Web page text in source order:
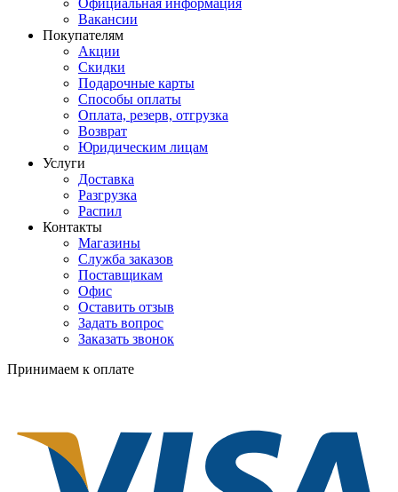
Официальная информация
Вакансии
Покупателям
Акции
Скидки
Подарочные карты
Способы оплаты
Оплата, резерв, отгрузка
Возврат
Юридическим лицам
Услуги
Доставка
Разгрузка
Распил
Контакты
Магазины
Служба заказов
Поставщикам
Офис
Оставить отзыв
Задать вопрос
Заказать звонок
Принимаем к оплате